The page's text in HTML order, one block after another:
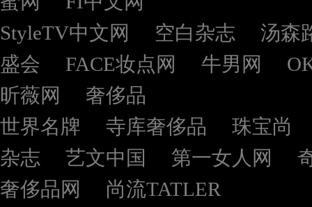
StyleTV中文网
空白杂志
汤森
盛会
FACE妆点网 牛男网
昕薇网
奢侈品
世界名牌
寺库奢侈品
珠宝尚
杂志
艺文中国 第一女人网
奢侈品网
尚流TATLER